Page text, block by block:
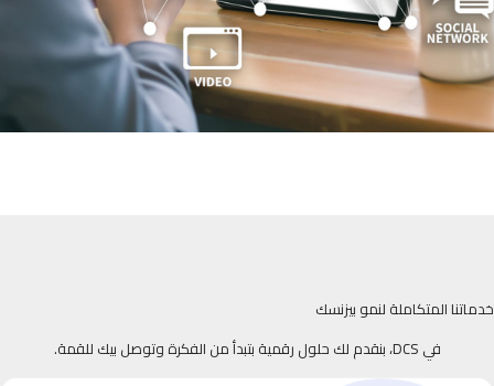
خدماتنا المتكاملة لنمو بيزنسك
في DCS، بنقدم لك حلول رقمية بتبدأ من الفكرة وتوصل بيك للقمة.